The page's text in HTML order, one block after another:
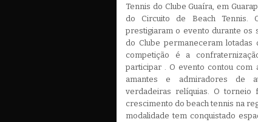
Tennis do Clube Guaíra, em
do Circuito de Beach Tennis.
prestigiaram o evento durante os
do Clube permaneceram
competição é a
participar . O evento contou com
amantes e admiradores de
verdadeiras relíquias. O torneio
crescimento do beach tennis na
modalidade tem conquistado